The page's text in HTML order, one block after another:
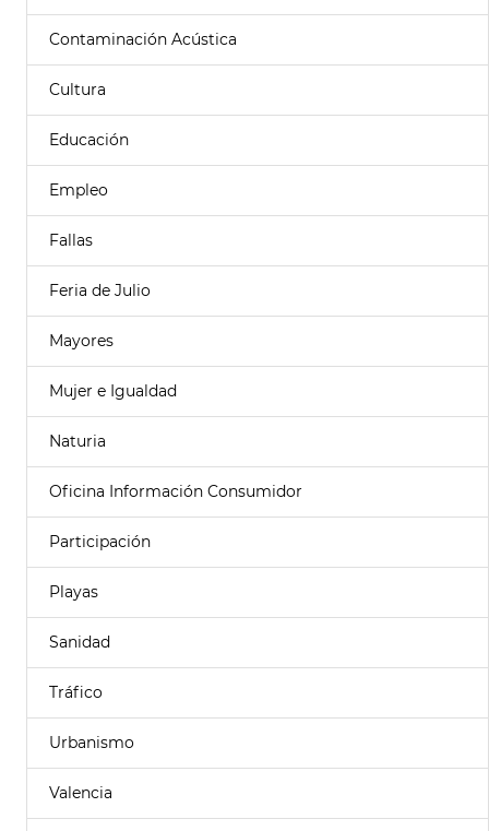
Contaminación Acústica
Cultura
Educación
Empleo
Fallas
Feria de Julio
Mayores
Mujer e Igualdad
Naturia
Oficina Información Consumidor
Participación
Playas
Sanidad
Tráfico
Urbanismo
Valencia